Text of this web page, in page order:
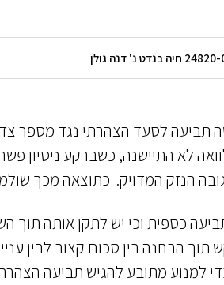
תביעה לסעד הצהרתי נגד מספר
לא התיישנה, כשברקע ניסיון
הנזק המדויק. כתוצאה מכך
כספית וכי יש לתקן אותה תוך
הבחנה בין סכום קצוב לבין
למנוע מתובע להגיש תביעה